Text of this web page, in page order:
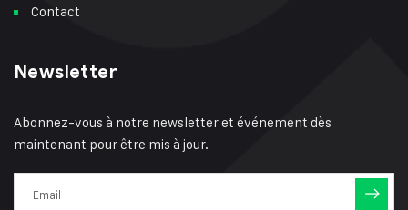
Contact
Newsletter
Abonnez-vous à notre newsletter et événement dès
maintenant pour être mis à jour.